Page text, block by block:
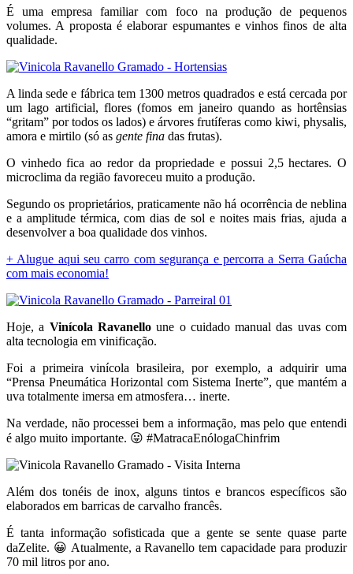
É uma empresa familiar com foco na produção de pequenos
volumes. A proposta é elaborar espumantes e vinhos finos de alta
qualidade.
A linda sede e fábrica tem 1300 metros quadrados e está cercada por
um lago artificial, flores (fomos em janeiro quando as hortênsias
“gritam” por todos os lados) e árvores frutíferas como kiwi, physalis,
amora e mirtilo (só as gente fina das frutas).
O vinhedo fica ao redor da propriedade e possui 2,5 hectares. O
microclima da região favoreceu muito a produção.
Segundo os proprietários, praticamente não há ocorrência de neblina
e a amplitude térmica, com dias de sol e noites mais frias, ajuda a
desenvolver a boa qualidade dos vinhos.
+ Alugue aqui seu carro com segurança e percorra a Serra Gaúcha
com mais economia!
Hoje, a Vinícola Ravanelloune o cuidado manual das uvas com
alta tecnologia em vinificação.
Foi a primeira vinícola brasileira, por exemplo, a adquirir uma
“Prensa Pneumática Horizontal com Sistema Inerte”, que mantém a
uva totalmente imersa em atmosfera… inerte.
Na verdade, não processei bem a informação, mas pelo que entendi
é algo muito importante. 😛 #MatracaEnólogaChinfrim
Além dos tonéis de inox, alguns tintos e brancos específicos são
elaborados em barricas de carvalho francês.
É tanta informação sofisticada que a gente se sente quase parte
daZelite. 😀 Atualmente, a Ravanello tem capacidade para produzir
70 mil litros por ano.